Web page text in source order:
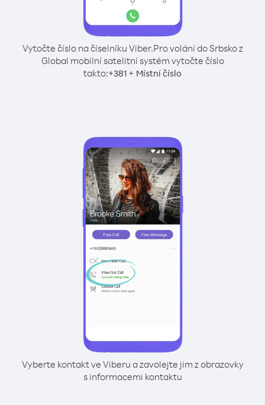
Vytočte číslo na číselníku Viber.Pro volání do Srbsko z
Global mobilní satelitní systém vytočte číslo
takto:+381 + Místní číslo
Vyberte kontakt ve Viberu a zavolejte jim z obrazovky
s informacemi kontaktu